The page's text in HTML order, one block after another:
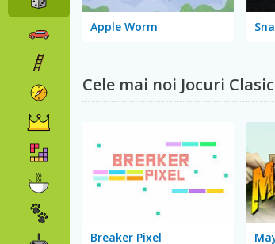
Apple Worm
Cele mai noi Jocuri
Breaker Pixel